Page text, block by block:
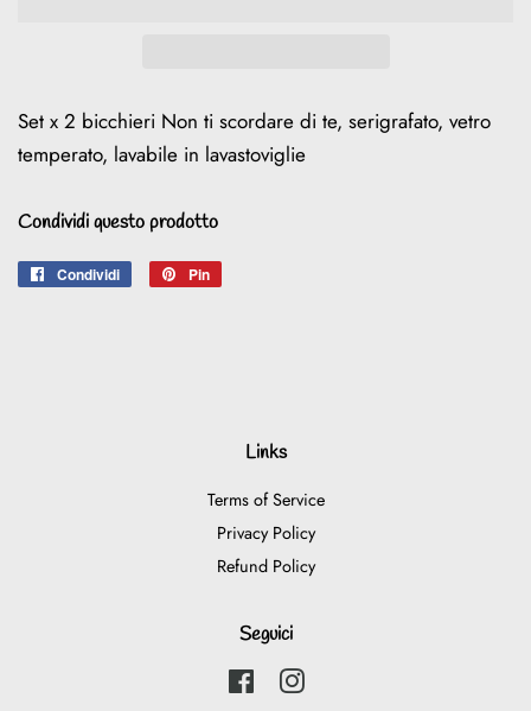
Set x 2 bicchieri Non ti scordare di te, serigrafato, vetro
temperato, lavabile in lavastoviglie
Condividi questo prodotto
Condividi
CondividiPin
Links
Terms of Service
Privacy Policy
Refund Policy
Seguici
FacebookInstagram